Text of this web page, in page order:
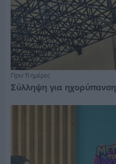
Πριν 11 ημέρες
Σύλληψη για ηχορύπανση